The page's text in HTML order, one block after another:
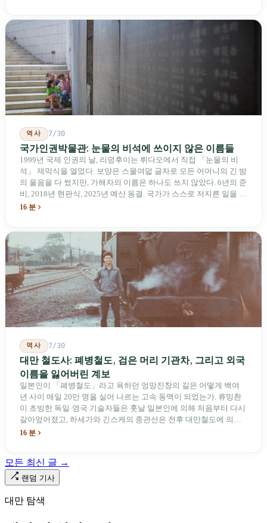
를 드러낸다: 타이완의 진입이 너무 느려 미국 스스로가 입법을 통해
장벽을 낮춰야 한다는 점이다. 타이완에서 46년간 원격 조종 장난감
비행기를 만들어 온 한 회사가 오하이오주에 두 번째 공장을 건설할
계획을 세우고 있다.
역사 7/30
국가인권박물관: 눈물의 비석에 쓰이지 않은 이름들
1999년 국제 인권의 날, 리덩후이는 뤼다오에서 직접 「눈물의 비
석」 제막식을 열었다. 보양은 스물여덟 글자로 모든 어머니의 긴 밤
의 울음을 다 썼지만, 가해자의 이름은 하나도 쓰지 않았다. 6년의 준
비, 2018년 현판식, 2025년 예산 동결. 국가가 스스로 저지른 일을 기
념하기 위해 스스로 세운 박물관. 계엄 해제 39년 동안 사법 재판을
16 분
역사 7/30
대만 철도사: 폐병철도, 검은 머리 기관차, 그리고 외국
이름을 잃어버린 계보
일본인이 「폐병철도」라고 욕하던 엉망진창의 길은 어떻게 백여
년 사이 매일 20만 명을 실어 나르는 고속 동맥이 되었는가. 류밍촨
이 초빙한 독일·영국 기술자들은 훗날 일본인에 의해 처음부터 다시
갈아엎어졌고, 하세가와 긴스케의 종관선은 전후 대만철도에 의해
이름과 번호가 바뀌었다. 세대마다 앞선 세대의 기록을 주석으로 밀
다. 마침내 푸유마·타로코 세대에 이르러서야 원주민 지명이 다시 철
로 위에 깔렸다.
16 분
모든 최신 글 →
랜덤 기사
대만 탐색